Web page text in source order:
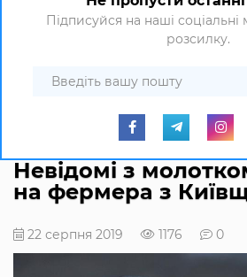
Підписуйся на наші
розсилку.
Невідомі з
на фермера з
22 серпня 2019 1176 0